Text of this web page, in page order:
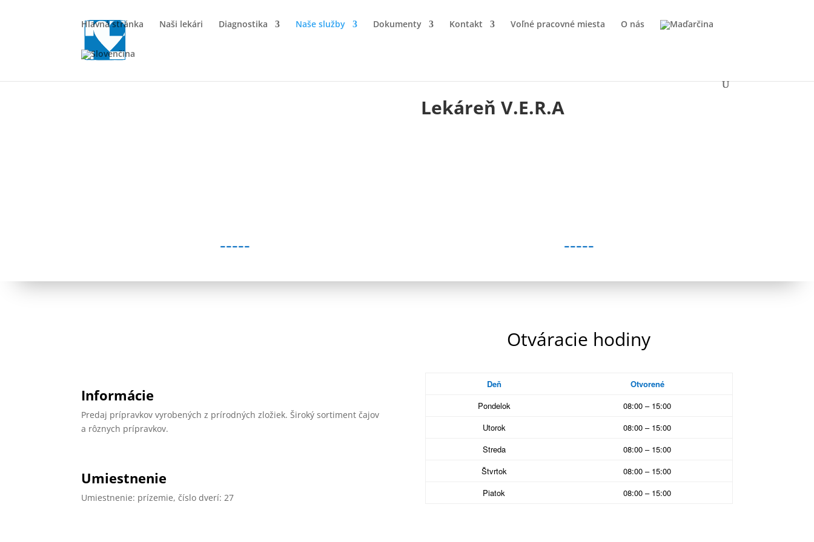
Hlavná stránka Naši lekári Diagnostika Naše služby Dokumenty Kontakt Voľné pracovné miesta O nás
Lekáreň V.E.R.A
----- -----
Informácie
Predaj prípravkov vyrobených z prírodných zložiek. Široký sortiment čajov
a rôznych prípravkov.
Umiestnenie
Umiestnenie: prízemie, číslo dverí: 27
Otváracie hodiny
Deň
Otvorené
Pondelok
08:00 – 15:00
Utorok
08:00 – 15:00
Streda
08:00 – 15:00
Štvrtok
08:00 – 15:00
Piatok
08:00 – 15:00